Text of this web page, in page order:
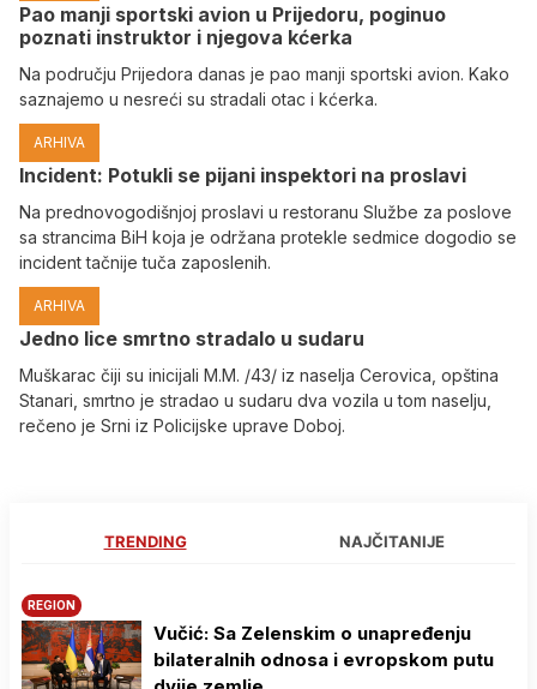
Pao manji sportski avion u Prijedoru, poginuo
poznati instruktor i njegova kćerka
Na području Prijedora danas je pao manji sportski avion. Kako
saznajemo u nesreći su stradali otac i kćerka.
ARHIVA
Incident: Potukli se pijani inspektori na proslavi
Na prednovogodišnjoj proslavi u restoranu Službe za poslove
sa strancima BiH koja je održana protekle sedmice dogodio se
incident tačnije tuča zaposlenih.
ARHIVA
Јedno lice smrtno stradalo u sudaru
Muškarac čiji su inicijali M.M. /43/ iz naselja Cerovica, opština
Stanari, smrtno je stradao u sudaru dva vozila u tom naselju,
rečeno je Srni iz Policijske uprave Doboj.
TRENDING NAJČITANIJE
REGION
Vučić: Sa Zelenskim o unapređenju
bilateralnih odnosa i evropskom putu